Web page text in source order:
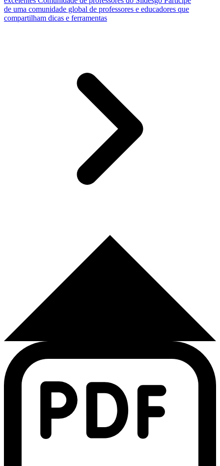
de uma comunidade global de professores e educadores que
compartilham dicas e ferramentas